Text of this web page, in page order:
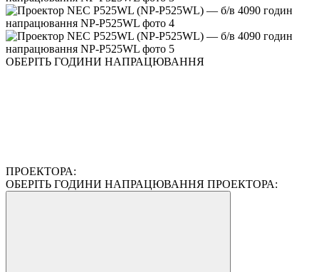
ОБЕРІТЬ ГОДИНИ НАПРАЦЮВАННЯ
ПРОЕКТОРА:
ОБЕРІТЬ ГОДИНИ НАПРАЦЮВАННЯ ПРОЕКТОРА: